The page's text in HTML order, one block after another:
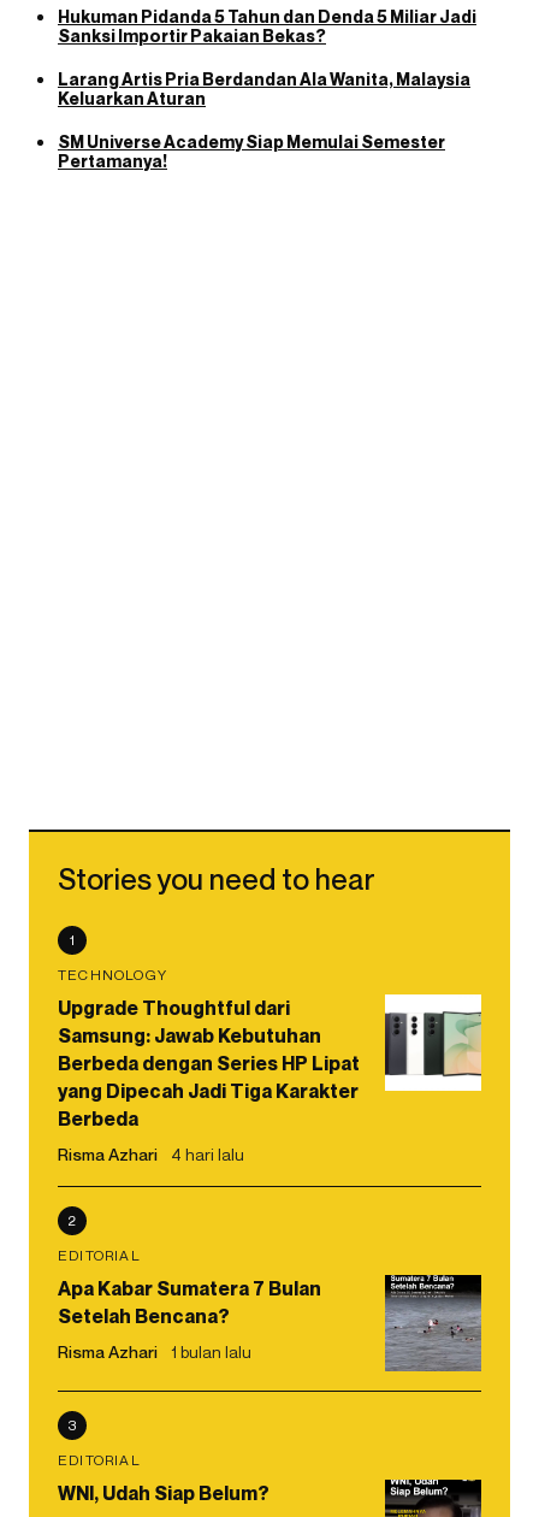
Hukuman Pidanda 5 Tahun dan Denda 5 Miliar Jadi
Sanksi Importir Pakaian Bekas?
Larang Artis Pria Berdandan Ala Wanita, Malaysia
Keluarkan Aturan
SM Universe Academy Siap Memulai Semester
Pertamanya!
Stories you need to hear
1
TECHNOLOGY
Upgrade Thoughtful dari
Samsung: Jawab Kebutuhan
Berbeda dengan Series HP Lipat
yang Dipecah Jadi Tiga Karakter
Berbeda
Risma Azhari 4 hari lalu
2
EDITORIAL
Apa Kabar Sumatera 7 Bulan
Setelah Bencana?
Risma Azhari 1 bulan lalu
3
EDITORIAL
WNI, Udah Siap Belum?